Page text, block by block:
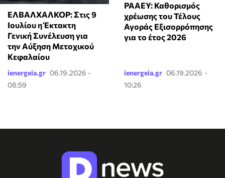
ΕΛΒΑΛΧΑΛΚΟΡ: Στις 9
Ιουλίου η Έκτακτη
Γενική Συνέλευση για
την Αύξηση Μετοχικού
Κεφαλαίου
ienergeia.gr 06.19.2026 -
08:59
ΡΑΑΕΥ: Καθορισμός
χρέωσης του Τέλους
Αγοράς Εξισορρόπησης
για το έτος 2026
ienergeia.gr 06.19.2026 -
10:26